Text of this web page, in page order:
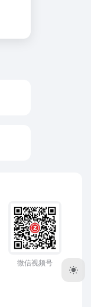
微信视频号